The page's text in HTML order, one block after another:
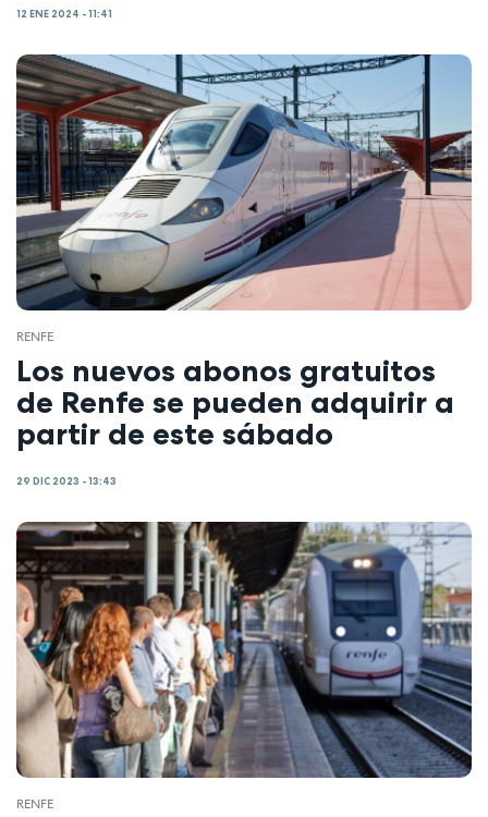
12 ENE 2024 - 11:41
RENFE
Los nuevos abonos gratuitos
de Renfe se pueden adquirir a
partir de este sábado
29 DIC 2023 - 13:43
RENFE